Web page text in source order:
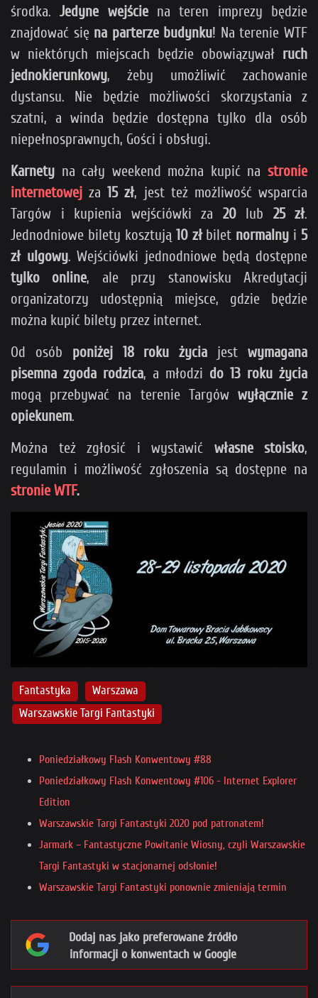
środka.Jedyne wejściena teren imprezy będzie
znajdować się na parterze budynku! Na terenie WTF
w niektórych miejscach będzie obowiązywał ruch
jednokierunkowy, żeby umożliwić zachowanie
dystansu. Nie będzie możliwości skorzystania z
szatni, a winda będzie dostępna tylko dla osób
niepełnosprawnych, Gości i obsługi.
Karnety na cały weekend można kupić na stronie
internetowej za15 zł, jest też możliwość wsparcia
Targów i kupienia wejściówki za 20lub 25 zł.
Jednodniowe bilety kosztują 10 złbilet normalny i 5
zł ulgowy. Wejściówki jednodniowe będą dostępne
tylko online, ale przy stanowisku Akredytacji
organizatorzy udostępnią miejsce, gdzie będzie
można kupić bilety przez internet.
Od osób poniżej 18 roku życia jestwymagana
pisemna zgoda rodzica, a młodzi do 13 roku życia
mogą przebywać na terenie Targów wyłącznie z
opiekunem.
Można też zgłosić i wystawić własne stoisko,
regulamin i możliwość zgłoszenia są dostępne na
stronie WTF.
Fantastyka
Warszawa
Warszawskie Targi Fantastyki
Poniedziałkowy Flash Konwentowy #88
Poniedziałkowy Flash Konwentowy #106 - Internet Explorer
Edition
Warszawskie Targi Fantastyki 2020 pod patronatem!
Jarmark – Fantastyczne Powitanie Wiosny, czyli Warszawskie
Targi Fantastyki w stacjonarnej odsłonie!
Warszawskie Targi Fantastyki ponownie zmieniają termin
Dodaj nas jako preferowane źródło
informacji o konwentach w Google